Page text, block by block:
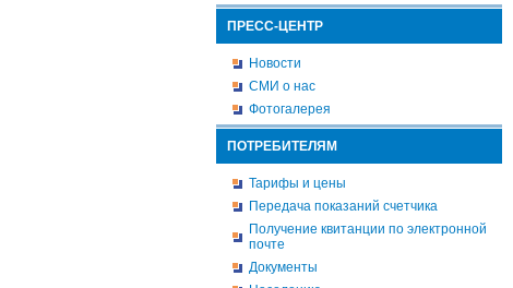
ПРЕСС-ЦЕНТР
Новости
СМИ о нас
Фотогалерея
ПОТРЕБИТЕЛЯМ
Тарифы и цены
Передача показаний счетчика
Получение квитанции по электронной
почте
Документы